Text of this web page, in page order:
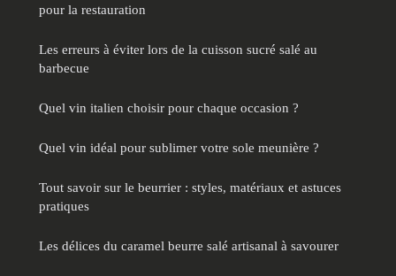
pour la restauration
Les erreurs à éviter lors de la cuisson sucré salé au
barbecue
Quel vin italien choisir pour chaque occasion ?
Quel vin idéal pour sublimer votre sole meunière ?
Tout savoir sur le beurrier : styles, matériaux et astuces
pratiques
Les délices du caramel beurre salé artisanal à savourer